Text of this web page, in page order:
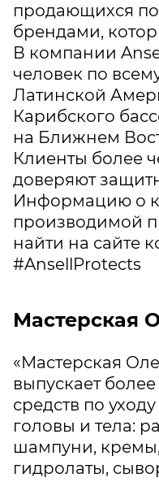
продающихся
брендами,
В компании
человек по
Латинской
Карибского
на Ближнем
Клиенты более
доверяют
Информацию о
производимой
найти на сайте
#AnsellProtects
Мастерская
«Мастерская
выпускает
средств по
головы и тела:
шампуни,
гидролаты,